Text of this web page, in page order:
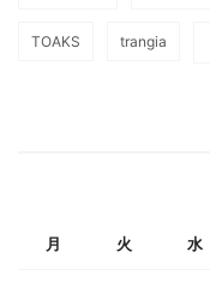
TOAKS trangia
月 火 水